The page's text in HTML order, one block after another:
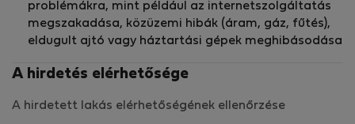
problémákra, mint például az internetszolgáltatás
megszakadása, közüzemi hibák (áram, gáz, fűtés),
eldugult ajtó vagy háztartási gépek meghibásodása
A hirdetés elérhetősége
A hirdetett lakás elérhetőségének ellenőrzése